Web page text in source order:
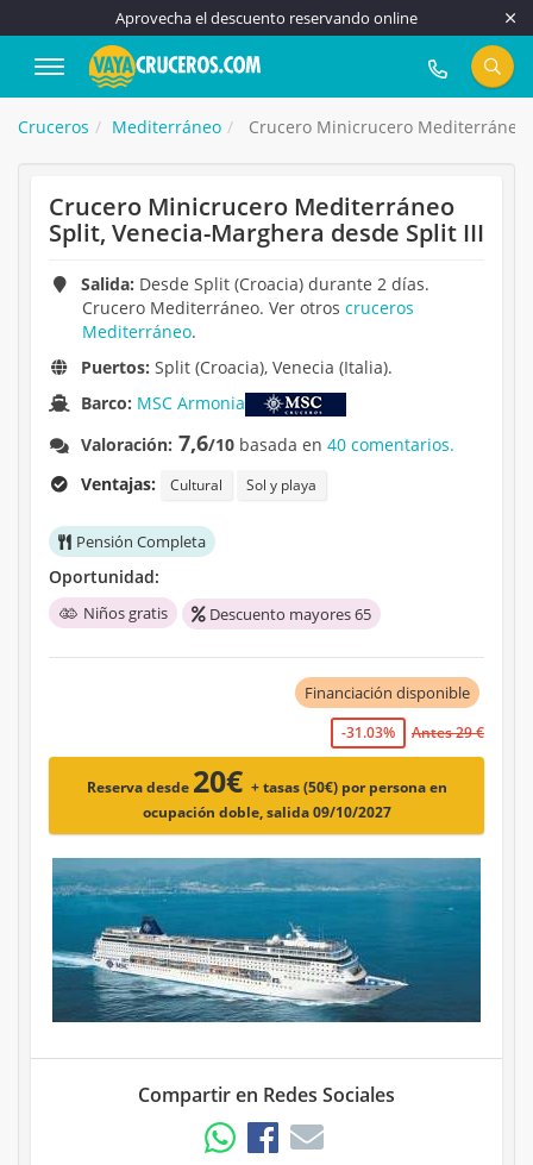
Aprovecha el descuento reservando online
917 815 555
Cruceros Mediterráneo Crucero Minicrucero
Crucero Minicrucero Mediterráneo
Split, Venecia-Marghera desde Split III
Salida: Desde Split (Croacia) durante 2 días.
Crucero Mediterráneo. Ver otros cruceros
Mediterráneo.
Puertos: Split (Croacia), Venecia (Italia).
Barco: MSC Armonia
Valoración: 7,6/10 basada en40 comentarios.
Ventajas:
Cultural Sol y playa
Pensión Completa
Oportunidad:
Niños gratis Descuento mayores 65
Financiación disponible
-31.03% Antes 29 €
Reserva desde 20€ + tasas (50€) por persona en
ocupación doble, salida 09/10/2027
Compartir en Redes Sociales